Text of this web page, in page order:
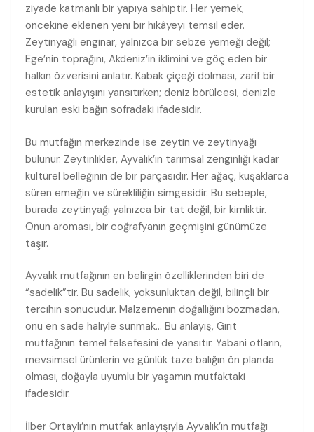
ziyade katmanlı bir yapıya sahiptir. Her yemek,
öncekine eklenen yeni bir hikâyeyi temsil eder.
Zeytinyağlı enginar, yalnızca bir sebze yemeği değil;
Ege’nin toprağını, Akdeniz’in iklimini ve göç eden bir
halkın özverisini anlatır. Kabak çiçeği dolması, zarif bir
estetik anlayışını yansıtırken; deniz börülcesi, denizle
kurulan eski bağın sofradaki ifadesidir.
Bu mutfağın merkezinde ise zeytin ve zeytinyağı
bulunur. Zeytinlikler, Ayvalık’ın tarımsal zenginliği kadar
kültürel belleğinin de bir parçasıdır. Her ağaç, kuşaklarca
süren emeğin ve sürekliliğin simgesidir. Bu sebeple,
burada zeytinyağı yalnızca bir tat değil, bir kimliktir.
Onun aroması, bir coğrafyanın geçmişini günümüze
taşır.
Ayvalık mutfağının en belirgin özelliklerinden biri de
“sadelik”tir. Bu sadelik, yoksunluktan değil, bilinçli bir
tercihin sonucudur. Malzemenin doğallığını bozmadan,
onu en sade haliyle sunmak… Bu anlayış, Girit
mutfağının temel felsefesini de yansıtır. Yabani otların,
mevsimsel ürünlerin ve günlük taze balığın ön planda
olması, doğayla uyumlu bir yaşamın mutfaktaki
ifadesidir.
İlber Ortaylı’nın mutfak anlayışıyla Ayvalık’ın mutfağı